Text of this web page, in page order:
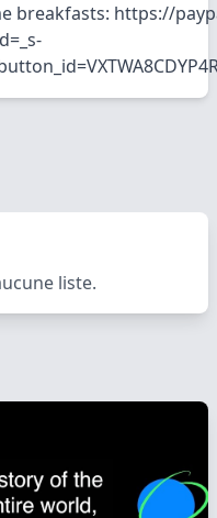
breakfasts: https://
liste.